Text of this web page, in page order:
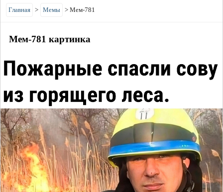
Главная > Мемы > Мем-781
Мем-781 картинка